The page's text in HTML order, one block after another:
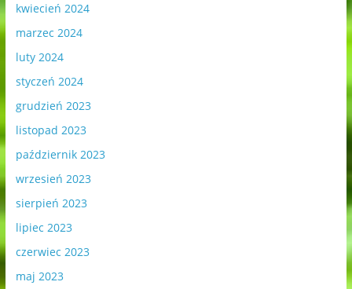
kwiecień 2024
marzec 2024
luty 2024
styczeń 2024
grudzień 2023
listopad 2023
październik 2023
wrzesień 2023
sierpień 2023
lipiec 2023
czerwiec 2023
maj 2023